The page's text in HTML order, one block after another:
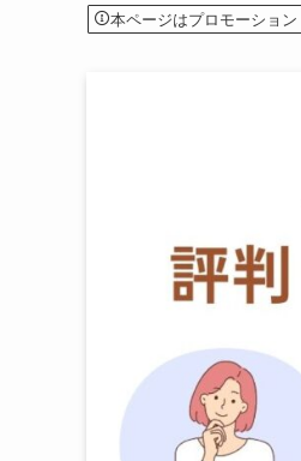
本ページはプロモーション